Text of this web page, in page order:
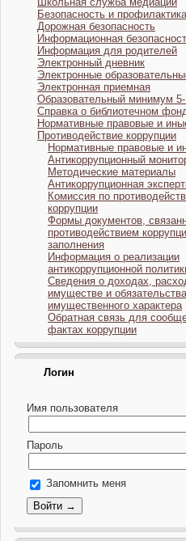
Безопасность и профилактика
Дорожная безопасность
Информационная
Информация для родителей
Электронный дневник
Электронные
Электронная приемная
Образовательный минимум
Справка о библиотечном
Нормативные правовые и
Противодействие коррупции
Нормативные правовые и
Антикоррупционный
Методические материалы
Антикоррупционная
Комиссия по
коррупции
Формы документов,
противодействием
заполнения
Информация о реализации
антикоррупционной
Сведения о доходах,
имуществе и
имущественного характера
Обратная связь для
фактах коррупции
Логин
Имя пользователя
Пароль
Запомнить меня